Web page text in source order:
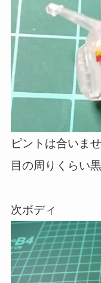
ピントは合いま
目の周りくらい
次ボディ